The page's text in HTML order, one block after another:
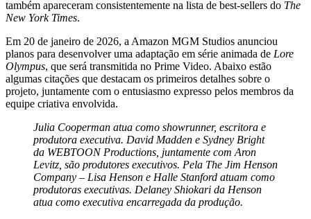
também apareceram consistentemente na lista de best-sellers do The
New York Times.
Em 20 de janeiro de 2026, a Amazon MGM Studios anunciou
planos para desenvolver uma adaptação em série animada de Lore
Olympus, que será transmitida no Prime Video. Abaixo estão
algumas citações que destacam os primeiros detalhes sobre o
projeto, juntamente com o entusiasmo expresso pelos membros da
equipe criativa envolvida.
Julia Cooperman atua como showrunner, escritora e
produtora executiva. David Madden e Sydney Bright
da WEBTOON Productions, juntamente com Aron
Levitz, são produtores executivos. Pela The Jim Henson
Company – Lisa Henson e Halle Stanford atuam como
produtoras executivas. Delaney Shiokari da Henson
atua como executiva encarregada da produção.